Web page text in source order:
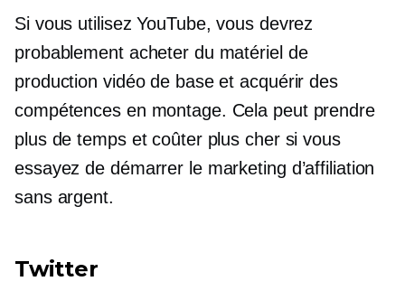
Si vous utilisez YouTube, vous devrez
probablement acheter du matériel de
production vidéo de base et acquérir des
compétences en montage. Cela peut prendre
plus de temps et coûter plus cher si vous
essayez de démarrer le marketing d’affiliation
sans argent.
Twitter